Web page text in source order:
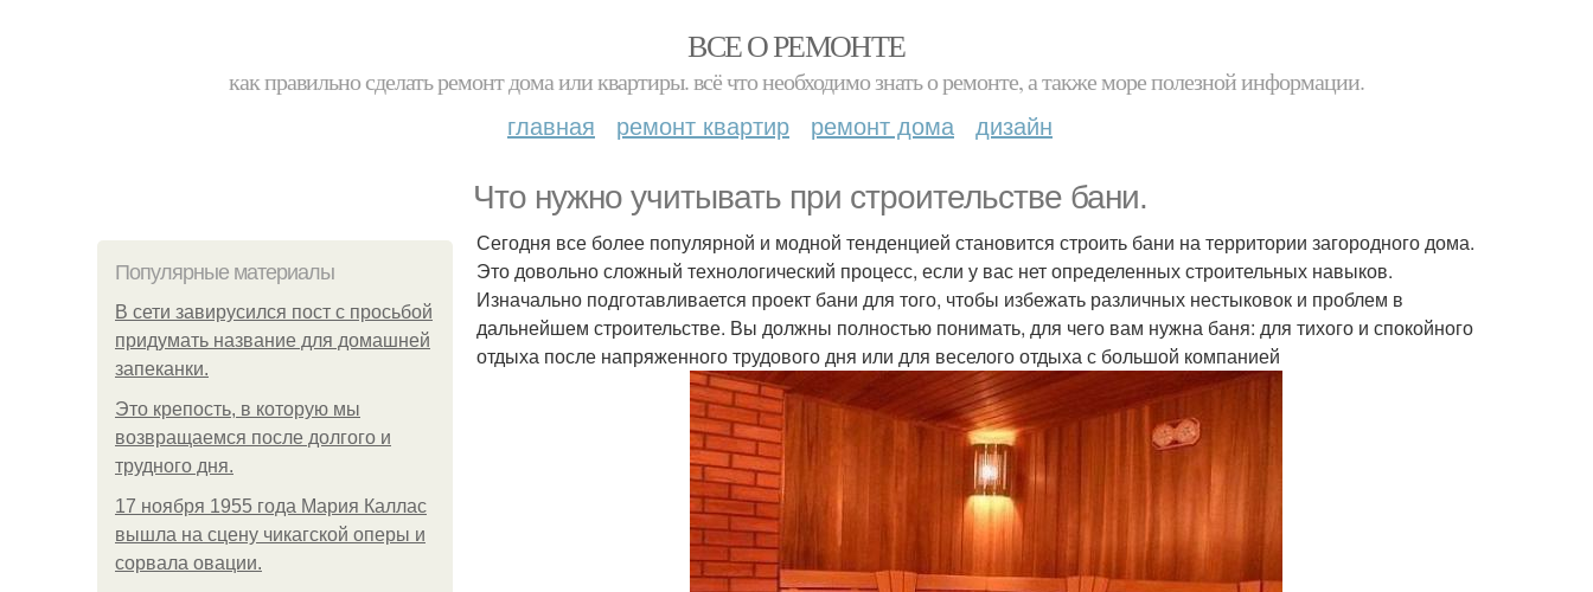
ВСЕ О РЕМОНТЕ
как правильно сделать ремонт дома или квартиры. всё что необходимо знать о ремонте, а также море полезной информации.
главная ремонт квартир ремонт дома дизайн
Что нужно учитывать при строительстве бани.
Популярные материалы
В сети завирусился пост с просьбой
придумать название для домашней
запеканки.
Это крепость, в которую мы
возвращаемся после долгого и
трудного дня.
17 ноября 1955 года Мария Каллас
вышла на сцену чикагской оперы и
сорвала овации.
Сегодня все более популярной и модной тенденцией становится строить бани на территории загородного дома.
Это довольно сложный технологический процесс, если у вас нет определенных строительных навыков.
Изначально подготавливается проект бани для того, чтобы избежать различных нестыковок и проблем в
дальнейшем строительстве. Вы должны полностью понимать, для чего вам нужна баня: для тихого и спокойного
отдыха после напряженного трудового дня или для веселого отдыха с большой компанией